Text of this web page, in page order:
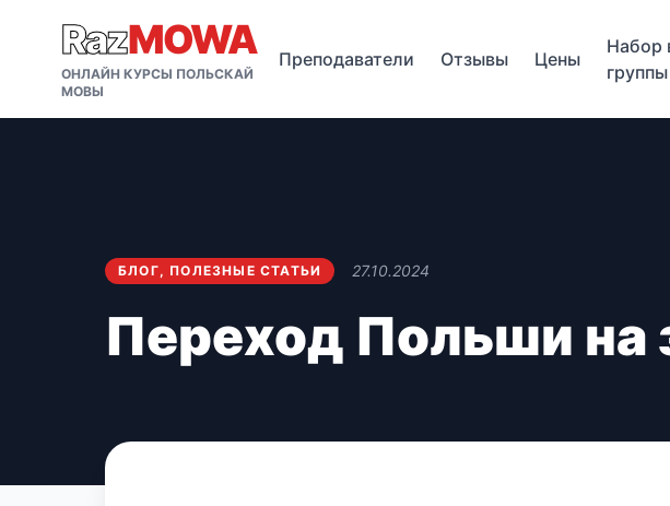
RazMOWA
ОНЛАЙН КУРСЫ ПОЛЬСКАЙ
МОВЫ
Преподаватели Отзывы Цены
Набор
группы
БЛОГ, ПОЛЕЗНЫЕ СТАТЬИ 27.10.2024
Переход Польши на